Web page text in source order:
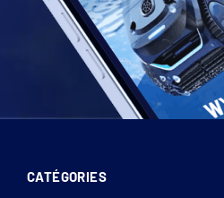
CATÉGORIES